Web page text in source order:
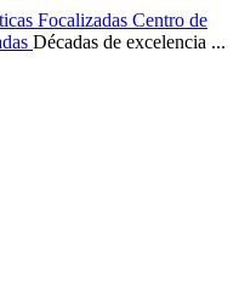
Centro de
Décadas de excelencia ...